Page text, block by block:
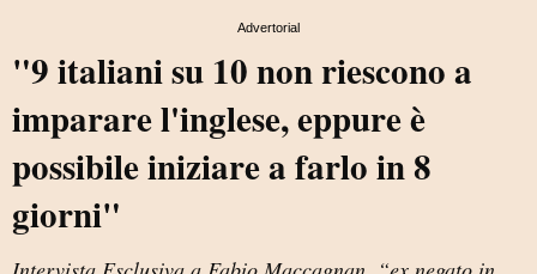
Advertorial
"9 italiani su 10 non riescono a
imparare l'inglese, eppure è
possibile iniziare a farlo in 8
giorni"